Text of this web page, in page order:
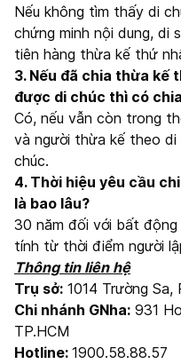
Nếu không tìm thấy di
chứng minh nội dung, di
tiên hàng thừa kế thứ
3. Nếu đã chia thừa kế
được di chúc thì có
Có, nếu vẫn còn trong
và người thừa kế theo di
chúc.
4. Thời hiệu yêu cầu
là bao lâu?
30 năm đối với bất động
tính từ thời điểm người
Thông tin liên hệ
Trụ sở: 1014 Trường Sa,
Chi nhánh GNha: 931
TP.HCM
Hotline: 1900.58.88.57